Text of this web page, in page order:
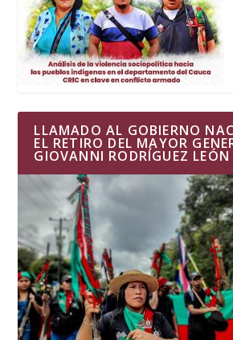
LLAMADO AL GOBIERNO
EL RETIRO DEL MAYOR
GIOVANNI RODRÍGUEZ LEÓN